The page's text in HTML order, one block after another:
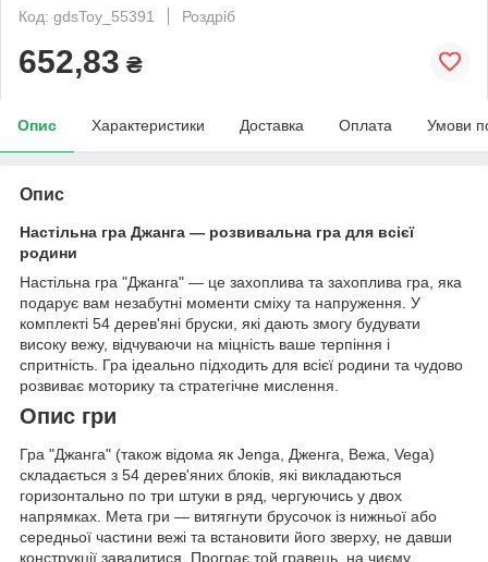
Код: gdsToy_55391
Роздріб
652,83 ₴
Опис Характеристики Доставка Оплата Умови
Опис
Настільна гра Джанга — розвивальна гра для всієї
родини
Настільна гра "Джанга" — це захоплива та захоплива гра, яка
подарує вам незабутні моменти сміху та напруження. У
комплекті 54 дерев'яні бруски, які дають змогу будувати
високу вежу, відчуваючи на міцність ваше терпіння і
спритність. Гра ідеально підходить для всієї родини та чудово
розвиває моторику та стратегічне мислення.
Опис гри
Гра "Джанга" (також відома як Jenga, Дженга, Вежа, Vega)
складається з 54 дерев'яних блоків, які викладаються
горизонтально по три штуки в ряд, чергуючись у двох
напрямках. Мета гри — витягнути брусочок із нижньої або
середньої частини вежі та встановити його зверху, не давши
конструкції завалитися. Програє той гравець, на чиєму